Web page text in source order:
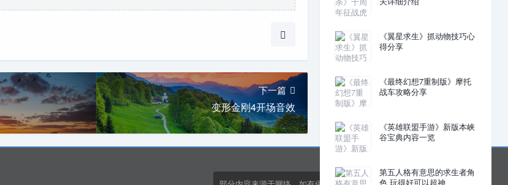
下一篇
变形金刚4开场音效
《翼星求生》抓动物技巧心
得分享
《最终幻想7重制版》摩托
战车攻略分享
《英雄联盟手游》新版本峡
谷宝典内容一览
第五人格有意思的求生者角
色 玩得好可以超神